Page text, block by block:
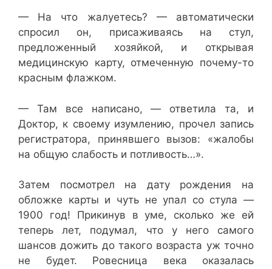
— На что жалуетесь? — автоматически
спросил он, присаживаясь на стул,
предложенный хозяйкой, и открывая
медицинскую карту, отмеченную почему-то
красным флажком.
— Там все написано, — ответила та, и
Доктор, к своему изумлению, прочел запись
регистратора, принявшего вызов: «жалобы
на общую слабость и потливость…».
Затем посмотрел на дату рождения на
обложке карты и чуть не упал со стула —
1900 год! Прикинув в уме, сколько же ей
теперь лет, подумал, что у него самого
шансов дожить до такого возраста уж точно
не будет. Ровесница века оказалась